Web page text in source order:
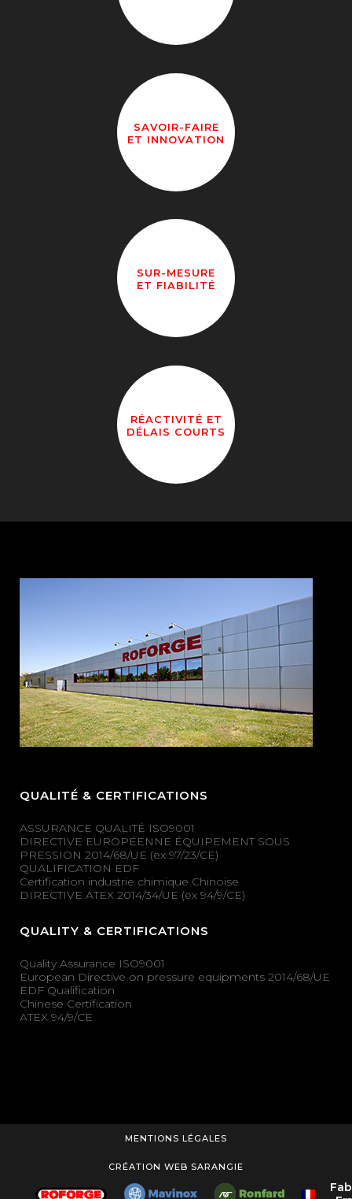
SAVOIR-FAIRE
ET INNOVATION
SUR-MESURE
ET FIABILITÉ
RÉACTIVITÉ ET
DÉLAIS COURTS
QUALITÉ & CERTIFICATIONS
ASSURANCE QUALITÉ ISO9001
DIRECTIVE EUROPÉENNE ÉQUIPEMENT SOUS
PRESSION 2014/68/UE (ex 97/23/CE)
QUALIFICATION EDF
Certification industrie chimique Chinoise
DIRECTIVE ATEX 2014/34/UE (ex 94/9/CE)
QUALITY & CERTIFICATIONS
Quality Assurance ISO9001
European Directive on pressure equipments 2014/68/UE
EDF Qualification
Chinese Certification
ATEX 94/9/CE
MENTIONS LÉGALES
CRÉATION WEB SARANGIE